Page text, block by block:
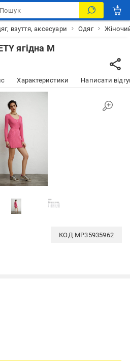
взуття, аксесуари Одяг
ягідна M
Характеристики Написати
КОД MP35935962